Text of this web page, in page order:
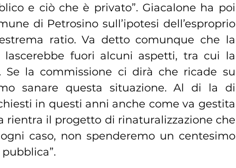
e ciò che è privato”. Giacalone ha poi
di Petrosino sull’ipotesi dell’esproprio
ratio. Va detto comunque che la
fuori alcuni aspetti, tra cui la
Se la commissione ci dirà che ricade su
sanare questa situazione. Al di la di
in questi anni anche come va gestita
rientra il progetto di rinaturalizzazione che
caso, non spenderemo un centesimo